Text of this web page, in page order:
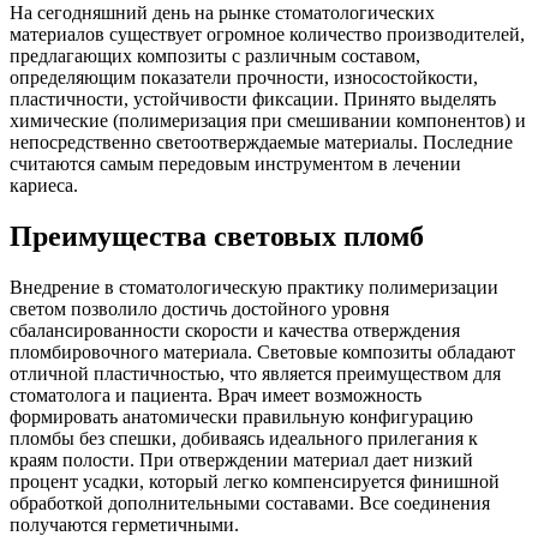
На сегодняшний день на рынке стоматологических
материалов существует огромное количество производителей,
предлагающих композиты с различным составом,
определяющим показатели прочности, износостойкости,
пластичности, устойчивости фиксации. Принято выделять
химические (полимеризация при смешивании компонентов) и
непосредственно светоотверждаемые материалы. Последние
считаются самым передовым инструментом в лечении
кариеса.
Преимущества световых пломб
Внедрение в стоматологическую практику полимеризации
светом позволило достичь достойного уровня
сбалансированности скорости и качества отверждения
пломбировочного материала. Световые композиты обладают
отличной пластичностью, что является преимуществом для
стоматолога и пациента. Врач имеет возможность
формировать анатомически правильную конфигурацию
пломбы без спешки, добиваясь идеального прилегания к
краям полости. При отверждении материал дает низкий
процент усадки, который легко компенсируется финишной
обработкой дополнительными составами. Все соединения
получаются герметичными.